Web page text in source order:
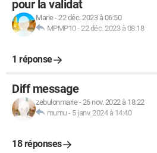
pour la validat
Marie-22 déc. 2023 à 06:50
MPMP10-22 déc. 2023 à 08:18
1 réponse
Diff message
zebulonmarie-26 nov. 2022 à 18:22
mumu- 5 janv. 2024 à 14:40
18 réponses